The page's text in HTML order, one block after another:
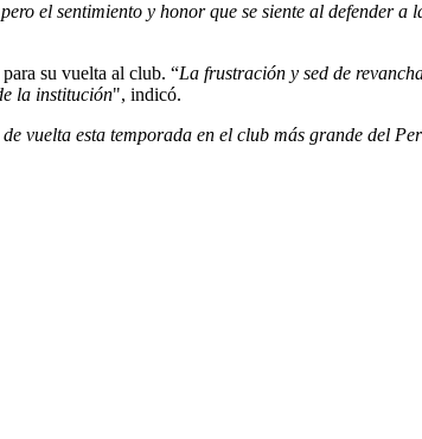
el sentimiento y honor que se siente al defender a
su vuelta al club. “La frustración y sed de
la institución", indicó.
vuelta esta temporada en el club más grande del